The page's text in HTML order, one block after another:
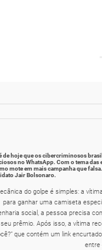
de hoje que os cibercriminosos
no WhatsApp. Com o tema
mote em mais campanha que
Jair Bolsonaro.
do golpe é simples: a
para ganhar uma camiseta
social, a pessoa precisa
prêmio. Após isso, a vítima
que contém um link
entre